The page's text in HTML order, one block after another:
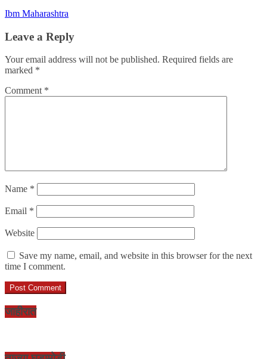
Ibm Maharashtra
Leave a Reply
Your email address will not be published. Required fields are
marked *
Comment *
Name *
Email *
Website
Save my name, email, and website in this browser for the next
time I comment.
जाहीरात